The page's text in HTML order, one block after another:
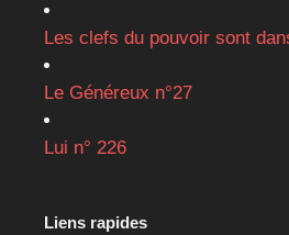
Les clefs du pouvoir sont
Le Généreux n°27
Lui n° 226
Liens rapides